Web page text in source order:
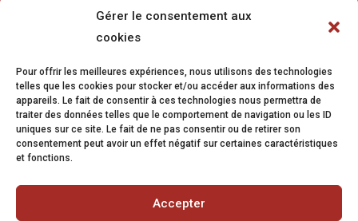
Gérer le consentement aux
cookies
Pour offrir les meilleures expériences, nous utilisons des technologies
telles que les cookies pour stocker et/ou accéder aux informations des
appareils. Le fait de consentir à ces technologies nous permettra de
traiter des données telles que le comportement de navigation ou les ID
uniques sur ce site. Le fait de ne pas consentir ou de retirer son
consentement peut avoir un effet négatif sur certaines caractéristiques
et fonctions.
Accepter
079 337 66 42
eaux@vetroz.ch
Travaux publics
079 213 92 08